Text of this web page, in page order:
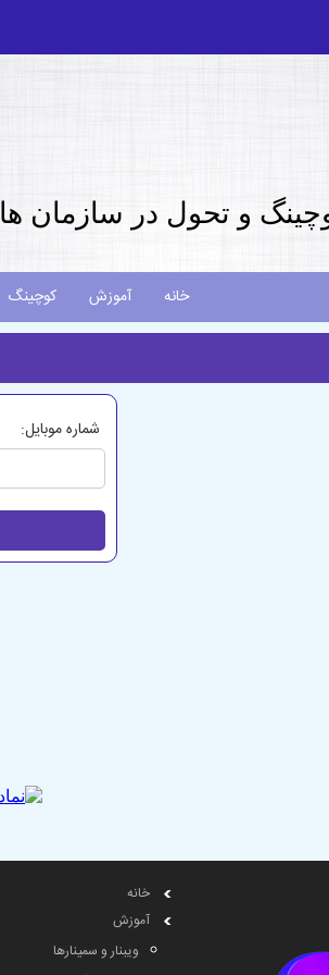
و تحول در سازمان ها
خانه آموزش کوچینگ
شماره موبایل:
خانه
آموزش
ویبنار و سمینارها